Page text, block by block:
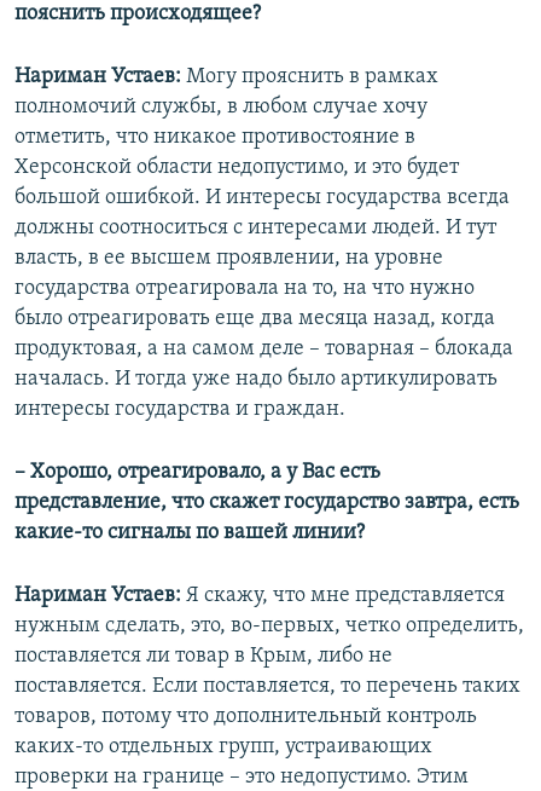
пояснить происходящее?
Нариман Устаев: Могу прояснить в рамках
полномочий службы, в любом случае хочу
отметить, что никакое противостояние в
Херсонской области недопустимо, и это будет
большой ошибкой. И интересы государства всегда
должны соотноситься с интересами людей. И тут
власть, в ее высшем проявлении, на уровне
государства отреагировала на то, на что нужно
было отреагировать еще два месяца назад, когда
продуктовая, а на самом деле – товарная – блокада
началась. И тогда уже надо было артикулировать
интересы государства и граждан.
– Хорошо, отреагировало, а у Вас есть
представление, что скажет государство завтра, есть
какие-то сигналы по вашей линии?
Нариман Устаев: Я скажу, что мне представляется
нужным сделать, это, во-первых, четко определить,
поставляется ли товар в Крым, либо не
поставляется. Если поставляется, то перечень таких
товаров, потому что дополнительный контроль
каких-то отдельных групп, устраивающих
проверки на границе – это недопустимо. Этим